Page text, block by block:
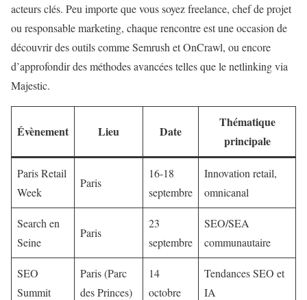
acteurs clés. Peu importe que vous soyez freelance, chef de projet
ou responsable marketing, chaque rencontre est une occasion de
découvrir des outils comme Semrush et OnCrawl, ou encore
d’approfondir des méthodes avancées telles que le netlinking via
Majestic.
Évènement Lieu Date
Thématique
principale
Paris Retail
Week
Paris
16-18
septembre
Innovation retail,
omnicanal
Search en
Seine
Paris
23
septembre
SEO/SEA
communautaire
SEO
Summit
Paris (Parc
des Princes)
14
octobre
Tendances SEO et
IA